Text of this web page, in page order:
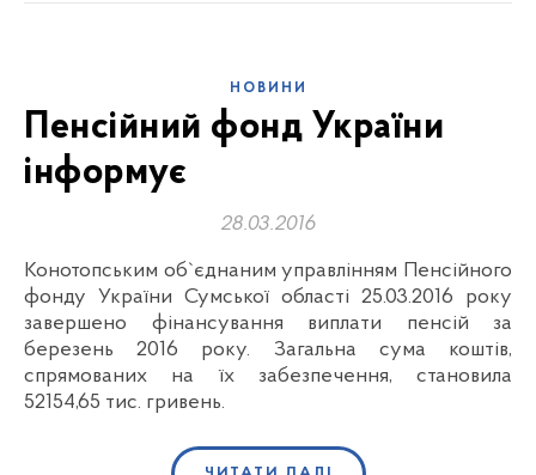
НОВИНИ
Пенсійний фонд України
інформує
28.03.2016
Конотопським об`єднаним управлінням Пенсійного
фонду України Сумської області 25.03.2016 року
завершено фінансування виплати пенсій за
березень 2016 року. Загальна сума коштів,
спрямованих на їх забезпечення, становила
52154,65 тис. гривень.